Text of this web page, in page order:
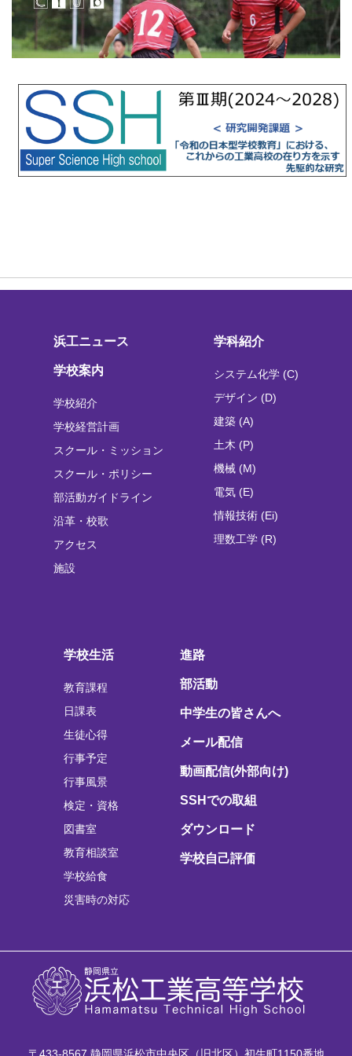
浜工ニュース
学校案内
学校紹介
学校経営計画
スクール・ミッション
スクール・ポリシー
部活動ガイドライン
沿革・校歌
アクセス
施設
学科紹介
システム化学 (C)
デザイン (D)
建築 (A)
土木 (P)
機械 (M)
電気 (E)
情報技術 (Ei)
理数工学 (R)
学校生活
教育課程
日課表
生徒心得
行事予定
行事風景
検定・資格
図書室
教育相談室
学校給食
災害時の対応
進路
部活動
中学生の皆さんへ
メール配信
動画配信(外部向け)
SSHでの取組
ダウンロード
学校自己評価